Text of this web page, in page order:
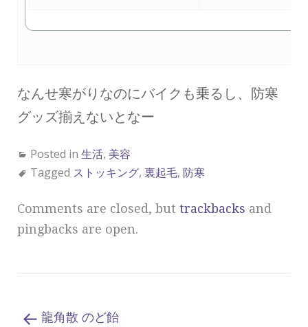
なんせ寒がりなのにバイクも乗るし、防寒
グッズ揃えないとなー
Posted in 生活, 美容
Tagged ストッキング, 裏起毛, 防寒
Comments are closed, but trackbacks and
pingbacks are open.
龍角散 のど飴